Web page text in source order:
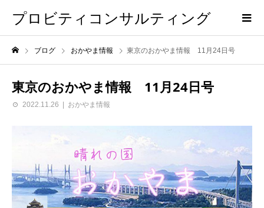
プロビティコンサルティング
ブログ おかやま情報 東京のおかやま情報 11月24日号
東京のおかやま情報 11月24日号
2022.11.26 おかやま情報